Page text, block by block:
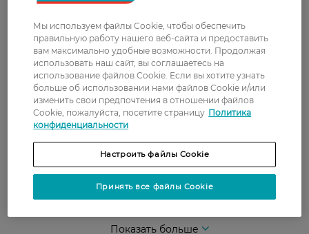
Доставка
Новая почта
В отделение Новой почты - 99 грн, бесплатно
от 699 грн
Укрпочта
Стоимость доставки – 79 грн, бесплатная
доставка от – 599 грн
Забрать сегодня в магазине Watsons
Показать больше
Мы используем файлы Cookie, чтобы обеспечить
правильную работу нашего веб-сайта и предоставить
вам максимально удобные возможности. Продолжая
использовать наш сайт, вы соглашаетесь на
использование файлов Cookie. Если вы хотите узнать
больше об использовании нами файлов Cookie и/или
изменить свои предпочтения в отношении файлов
Cookie, пожалуйста, посетите страницу Политика
конфиденциальности
Настроить файлы Cookie
Принять все файлы Cookie